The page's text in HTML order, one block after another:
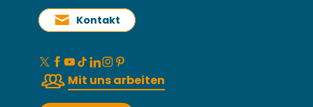
Kontakt
Mit uns arbeiten